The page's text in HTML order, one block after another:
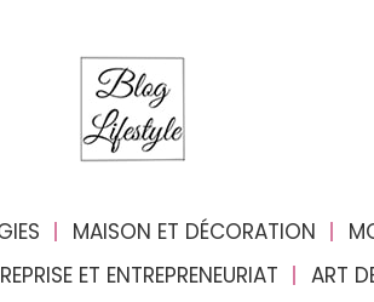
MAISON ET DÉCORATION
ET ENTREPRENEURIAT ART